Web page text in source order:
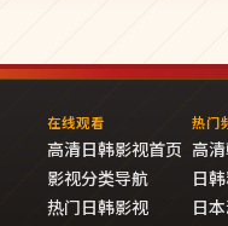
在线观看
高清日韩影视首页
影视分类导航
热门日韩影视
热门
高
日
日